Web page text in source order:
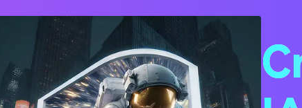
Il grigio cambia anche la personalità del rosso.
un effetto moderno, oppure scegli un rosso vino
di più artigianale e accogliente.